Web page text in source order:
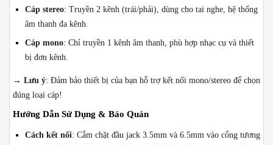
Cáp stereo: Truyền 2 kênh (trái/phải), dùng cho tai nghe, hệ thống
âm thanh đa kênh.
Cáp mono: Chỉ truyền 1 kênh âm thanh, phù hợp nhạc cụ và thiết
bị đơn kênh.
→ Lưu ý: Đảm bảo thiết bị của bạn hỗ trợ kết nối mono/stereo để chọn
đúng loại cáp!
Hướng Dẫn Sử Dụng & Bảo Quản
Cách kết nối: Cắm chặt đầu jack 3.5mm và 6.5mm vào cổng tương